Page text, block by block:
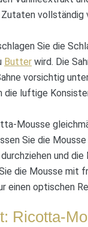
Sie die
Butter wird. Die
vorsichtig
die luftige
Mousse
Sie die
und
die Mousse mit
einen optischen
Ricotta-